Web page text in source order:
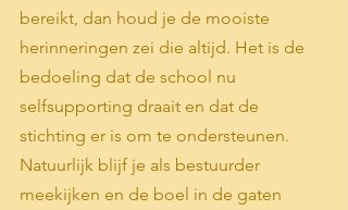
bereikt, dan houd je de mooiste
herinneringen zei die altijd. Het is de
bedoeling dat de school nu
selfsupporting draait en dat de
stichting er is om te ondersteunen.
Natuurlijk blijf je als bestuurder
meekijken en de boel in de gaten